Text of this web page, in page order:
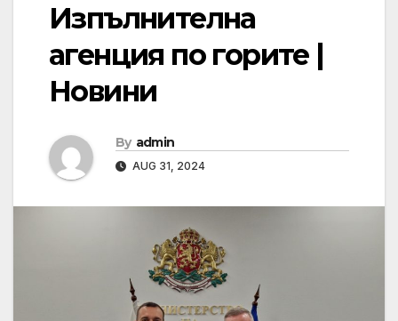
Изпълнителна
агенция по горите |
Новини
By admin
AUG 31, 2024